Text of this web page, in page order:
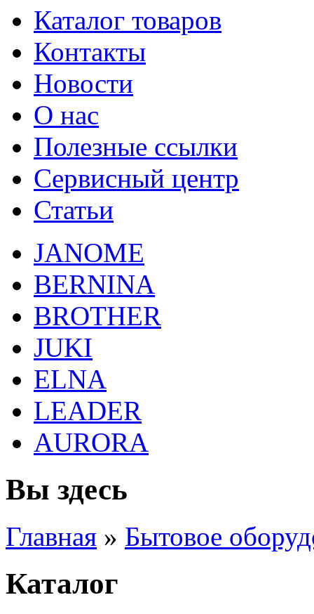
Каталог товаров
Контакты
Новости
О нас
Полезные ссылки
Сервисный центр
Статьи
JANOME
BERNINA
BROTHER
JUKI
ELNA
LEADER
AURORA
Вы здесь
Главная » Бытовое
Каталог